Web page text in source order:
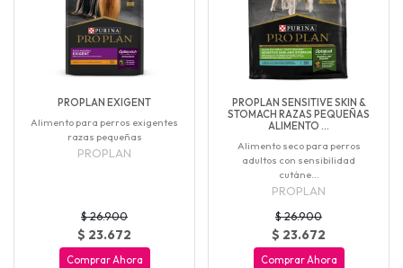
PROPLAN EXIGENT
Alimento para perros exigentes
razas pequeñas
PROPLAN
$ 26.900
$ 23.672
Comprar Ahora
PROPLAN SENSITIVE SKIN &
STOMACH RAZAS PEQUEÑAS
ALIMENTO ...
Alimento seco para perros
adultos con sensibilidad
cutáne...
PROPLAN
$ 26.900
$ 23.672
Comprar Ahora